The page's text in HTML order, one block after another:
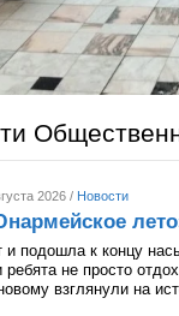
2026 / Новости
и подошла к концу
ребята не просто
взглянули на